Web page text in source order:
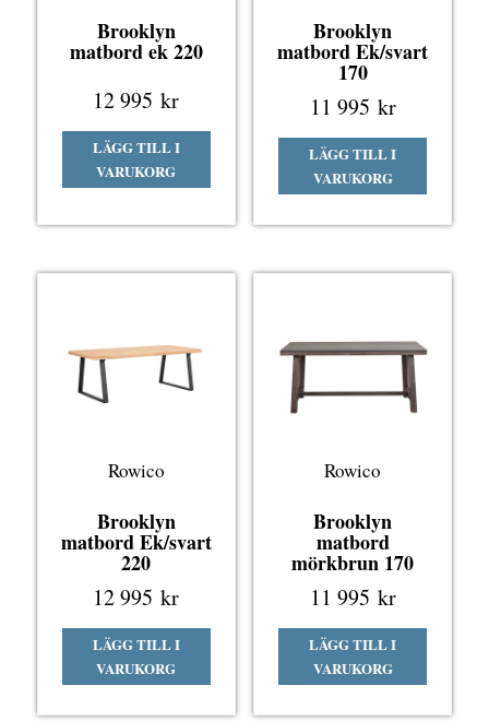
Brooklyn
matbord ek 220
12 995kr
LÄGG TILL I
VARUKORG
Brooklyn
matbord Ek/svart
170
11 995 kr
LÄGG TILL I
VARUKORG
Rowico
Brooklyn
matbord Ek/svart
220
12 995kr
LÄGG TILL I
VARUKORG
Rowico
Brooklyn
matbord
mörkbrun 170
11 995 kr
LÄGG TILL I
VARUKORG